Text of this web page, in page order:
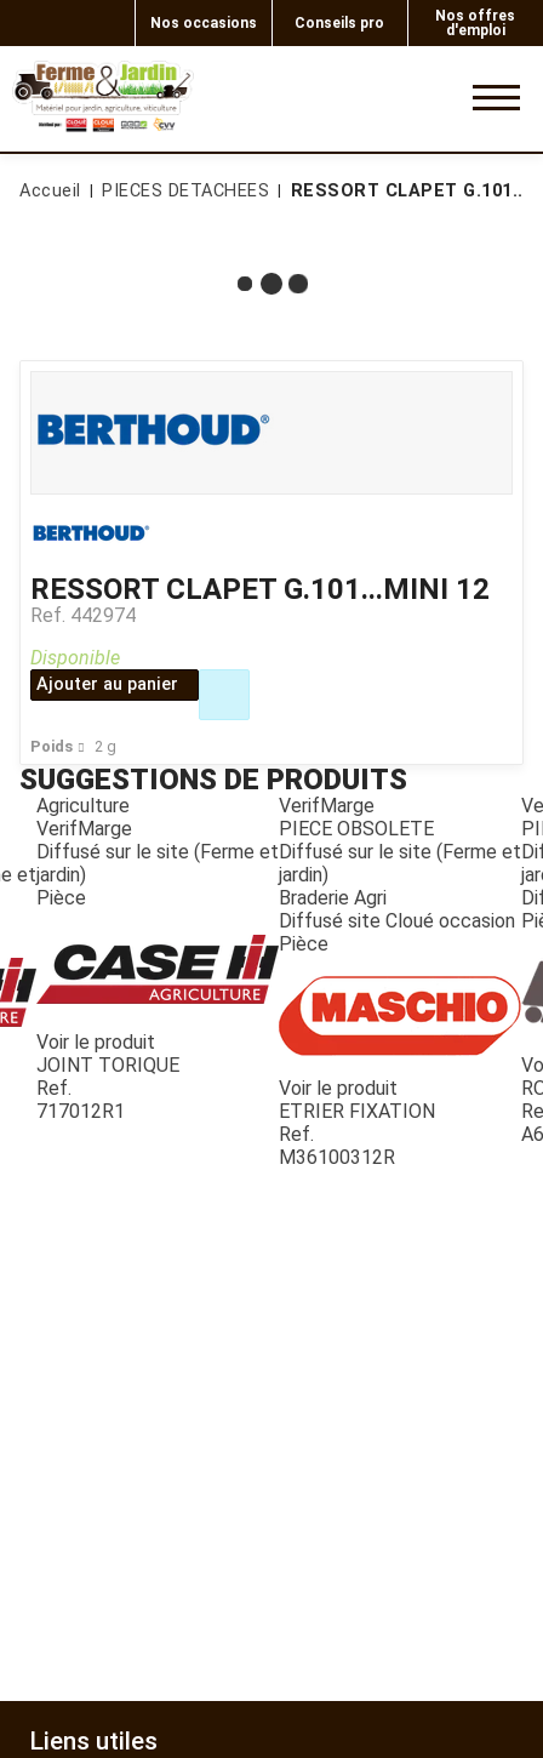
Nos occasions Conseils pro
Nos offres
d'emploi
JOUET
ESPACES VERTS
Accueil PIECES DETACHEES RESSORT CLAPET
RESSORT CLAPET G.101...MINI 12
Ref. 442974
Poids 2 g
Disponible
Ajouter au panier
SUGGESTIONS DE PRODUITS
et
Agriculture
VerifMarge
Diffusé sur le site (Ferme et
jardin)
Pièce
Voir le produit
JOINT TORIQUE
Ref.
717012R1
VerifMarge
PIECE OBSOLETE
Diffusé sur le site (Ferme et
jardin)
Braderie Agri
Diffusé site Cloué occasion
Pièce
Voir le produit
ETRIER FIXATION
Ref.
M36100312R
Liens utiles